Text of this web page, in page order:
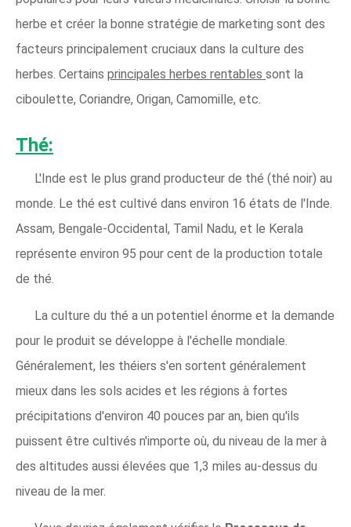
herbe et créer la bonne stratégie de marketing sont des
facteurs principalement cruciaux dans la culture des
herbes. Certains principales herbes rentables sont la
ciboulette, Coriandre, Origan, Camomille, etc.
Thé:
L'Inde est le plus grand producteur de thé (thé noir) au
monde. Le thé est cultivé dans environ 16 états de l'Inde.
Assam, Bengale-Occidental, Tamil Nadu, et le Kerala
représente environ 95 pour cent de la production totale
de thé.
La culture du thé a un potentiel énorme et la demande
pour le produit se développe à l'échelle mondiale.
Généralement, les théiers s'en sortent généralement
mieux dans les sols acides et les régions à fortes
précipitations d'environ 40 pouces par an, bien qu'ils
puissent être cultivés n'importe où, du niveau de la mer à
des altitudes aussi élevées que 1,3 miles au-dessus du
niveau de la mer.